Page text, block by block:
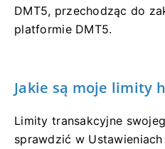
DMT5, przechodząc do
platformie DMT5.
Jakie są moje limity
Limity transakcyjne
sprawdzić w